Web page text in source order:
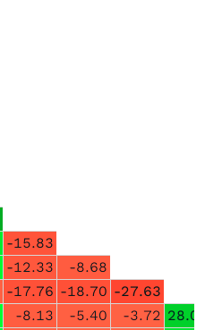
-15.83
-12.33
-8.68
-17.76 -18.70 -27.63
-8.13 -5.40 -3.72